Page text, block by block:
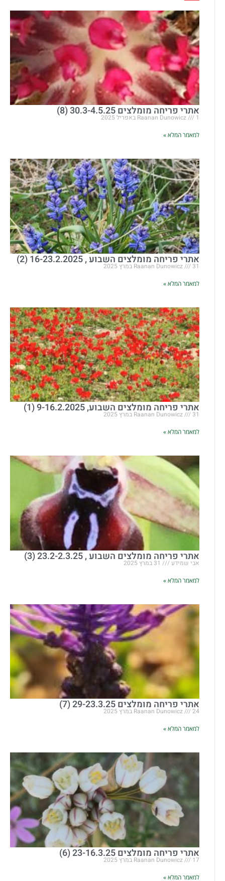
אתרי פריחה מומלצים 30.3-4.5.25 (8)
Raanan Dunowicz 1 באפריל 2025
למאמר המלא »
אתרי פריחה מומלצים השבוע , 16-23.2.2025 (2)
Raanan Dunowicz 31 במרץ 2025
למאמר המלא »
אתרי פריחה מומלצים השבוע, 9-16.2.2025 (1)
Raanan Dunowicz 31 במרץ 2025
למאמר המלא »
אתרי פריחה מומלצים השבוע , 23.2-2.3.25 (3)
אבי שמידע
למאמר המלא »
אתרי פריחה מומלצים 29-23.3.25 (7)
Raanan Dunowicz 24 במרץ 2025
למאמר המלא »
אתרי פריחה מומלצים 23-16.3.25 (6)
Raanan Dunowicz 17 במרץ 2025
למאמר המלא »